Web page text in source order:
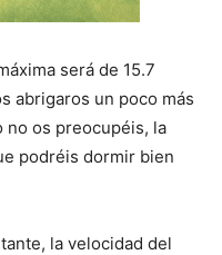
será de 15.7
abrigaros un poco más
no os preocupéis, la
podréis dormir bien
la velocidad del